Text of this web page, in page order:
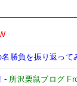
勝負を振り返って
- 所沢栗鼠ブログ